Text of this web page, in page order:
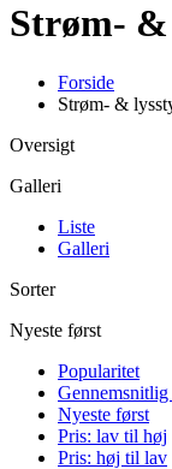
Strøm-
Forside
Strøm- &
Oversigt
Galleri
Liste
Galleri
Sorter
Nyeste først
Popularitet
Gennemsnitlig
Nyeste først
Pris: lav til høj
Pris: høj til lav